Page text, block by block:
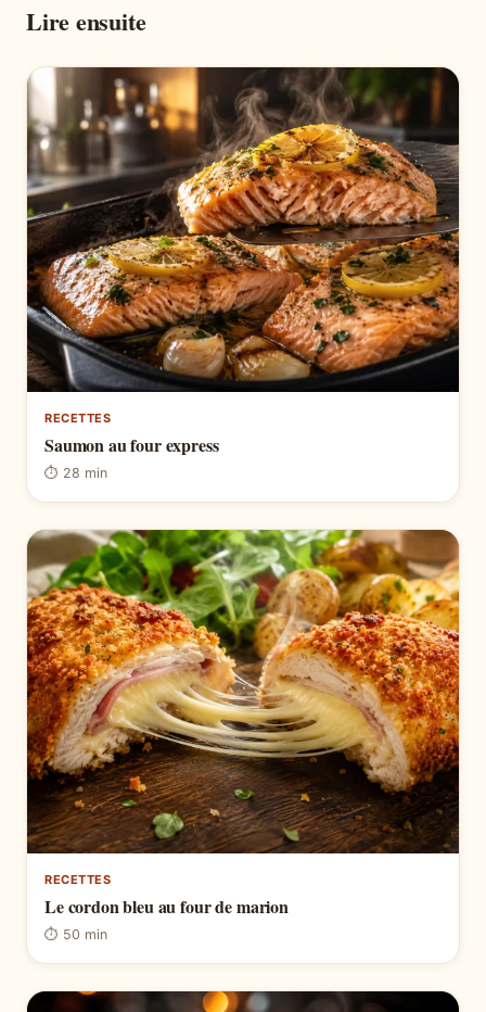
Lire ensuite
RECETTES
Saumon au four express
⏱ 28 min
RECETTES
Le cordon bleu au four de marion
⏱ 50 min